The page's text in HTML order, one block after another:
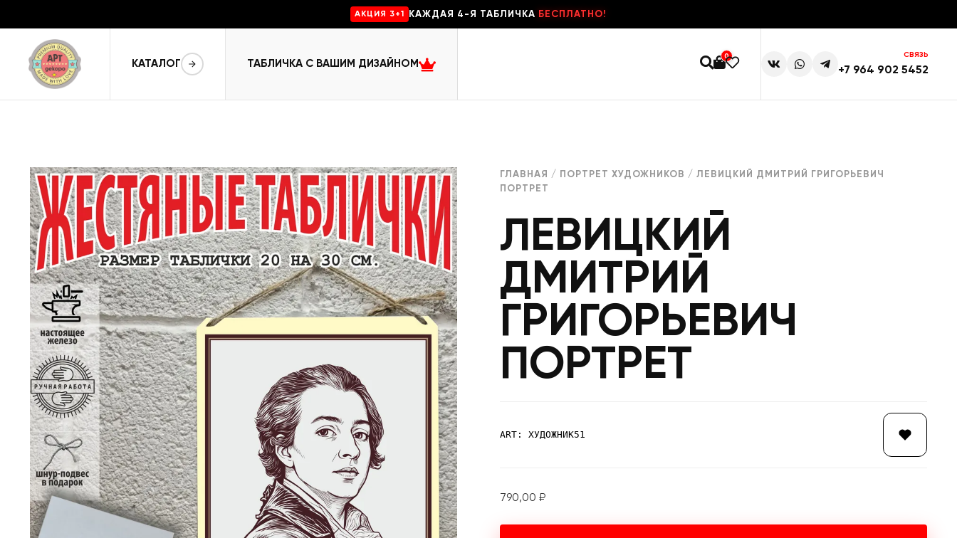
AKЦИЯ 3+1 КАЖДАЯ 4-Я ТАБЛИЧКА БЕСПЛАТНО!
КАТАЛОГ ТАБЛИЧКА С ВАШИМ ДИЗАЙНОМ
0 СВЯЗЬ
+7 964 902 5452
ГЛАВНАЯ / ПОРТРЕТ ХУДОЖНИКОВ / ЛЕВИЦКИЙ ДМИТРИЙ ГРИГОРЬЕВИЧ
ПОРТРЕТ
ЛЕВИЦКИЙ
ДМИТРИЙ
ГРИГОРЬЕВИЧ
ПОРТРЕТ
ART: ХУДОЖНИК51
790,00 ₽